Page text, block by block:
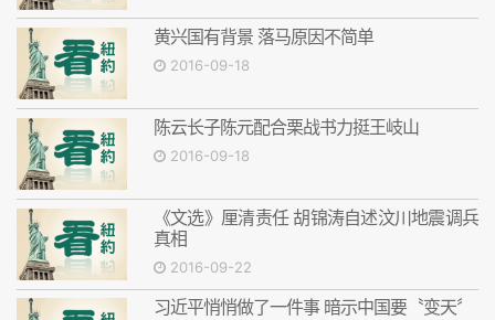
黄兴国有背景 落马原因不简单
2016-09-18
陈云长子陈元配合栗战书力挺王岐山
2016-09-18
《文选》厘清责任 胡锦涛自述汶川地震调兵
真相
2016-09-22
习近平悄悄做了一件事 暗示中国要〝变天〞